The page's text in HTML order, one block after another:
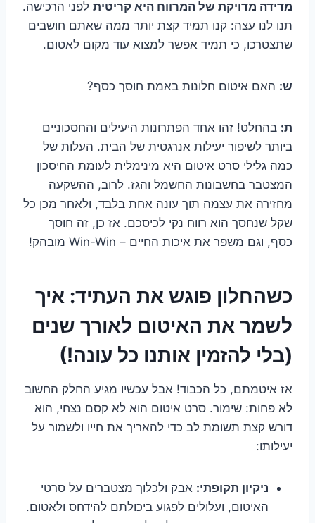
מדידה מדויקת של המרווח היא קריטית לפני הרכישה.
תנו לנו עצה: קנו תמיד קצת יותר ממה שאתם חושבים
שתצטרכו, כי תמיד אפשר למצוא עוד מקום לאטום.
ש: האם איטום חלונות באמת חוסך כסף?
ת: בהחלט! זהו אחד הפתרונות היעילים והחסכוניים
ביותר לשיפור יעילות אנרגטית של הבית. העלות של
כמה גלילי סרט איטום היא מינימלית לעומת החיסכון
המצטבר בחשבונות החשמל והגז. לרוב, ההשקעה
מחזירה את עצמה תוך עונה אחת בלבד, ולאחר מכן כל
שקל שנחסך הוא רווח נקי לכיסכם. אז כן, זה חוסך
כסף, וגם משפר את איכות החיים – Win-Win מובהק!
כשהחלון פוגש את העתיד: איך
לשמר את האיטום לאורך שנים
(בלי להזמין אותנו כל עונה!)
אז איטמתם, כל הכבוד! אבל עכשיו מגיע החלק החשוב
לא פחות: שימור. סרט איטום הוא לא קסם נצחי, הוא
דורש קצת תשומת לב כדי להאריך את חייו ולשמור על
יעילותו:
ניקיון תקופתי: אבק ולכלוך מצטברים על סרטי
האיטום, ועלולים לפגוע ביכולתם להידחס ולאטום.